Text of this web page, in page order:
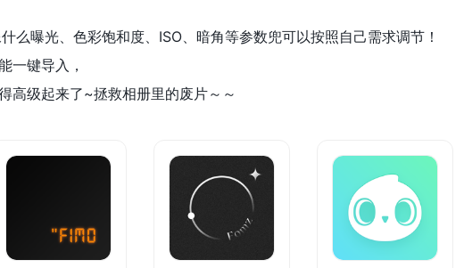
么曝光、色彩饱和度、ISO、暗角等参数兜可以按照自己需求调节！
一键导入，
高级起来了~拯救相册里的废片～～